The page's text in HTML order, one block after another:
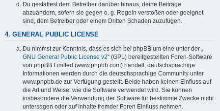
Du gestattest dem Betreiber darüber hinaus, deine Beiträge
abzuändern, sofern sie gegen o. g. Regeln verstoßen oder geeignet
sind, dem Betreiber oder einem Dritten Schaden zuzufügen.
4. GENERAL PUBLIC LICENSE
Du nimmst zur Kenntnis, dass es sich bei phpBB um eine unter der „
GNU General Public License v2“ (GPL) bereitgestellten Foren-Software
von phpBB Limited (www.phpbb.com) handelt; deutschsprachige
Informationen werden durch die deutschsprachige Community unter
www.phpbb.de zur Verfügung gestellt. Beide haben keinen Einfluss auf
die Art und Weise, wie die Software verwendet wird. Sie können
insbesondere die Verwendung der Software für bestimmte Zwecke nicht
untersagen oder auf Inhalte fremder Foren Einfluss nehmen.